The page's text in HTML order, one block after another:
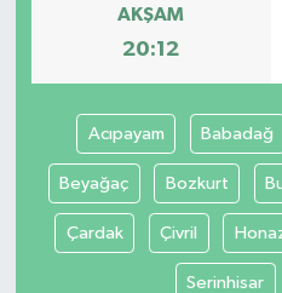
AKŞAM
20:12
Acıpayam Babadağ
Beyağaç Bozkurt
Çardak Çivril
Serinhisar